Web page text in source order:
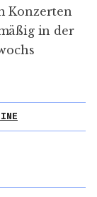
Konzerten
in der